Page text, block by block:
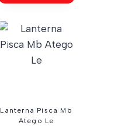
Lanterna Pisca Mb
Atego Le